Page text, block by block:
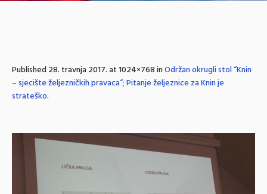
Published28. travnja 2017.at 1024×768 inOdržan okrugli stol “Knin
– sjecište željezničkih pravaca“; Pitanje željeznice za Knin je
strateško.